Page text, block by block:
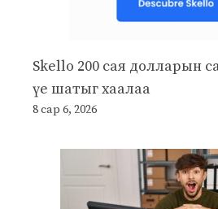
Skello 200 сая долларын
үе шатыг хаалаа
8 сар 6, 2026